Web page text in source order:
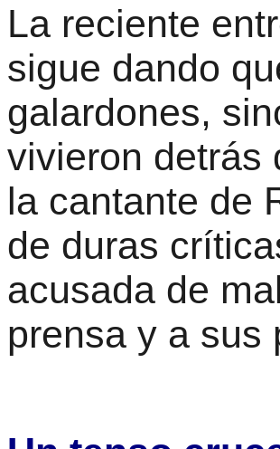
La reciente
sigue dando
galardones,
vivieron detrás
la cantante de
de duras
acusada de
prensa y a sus